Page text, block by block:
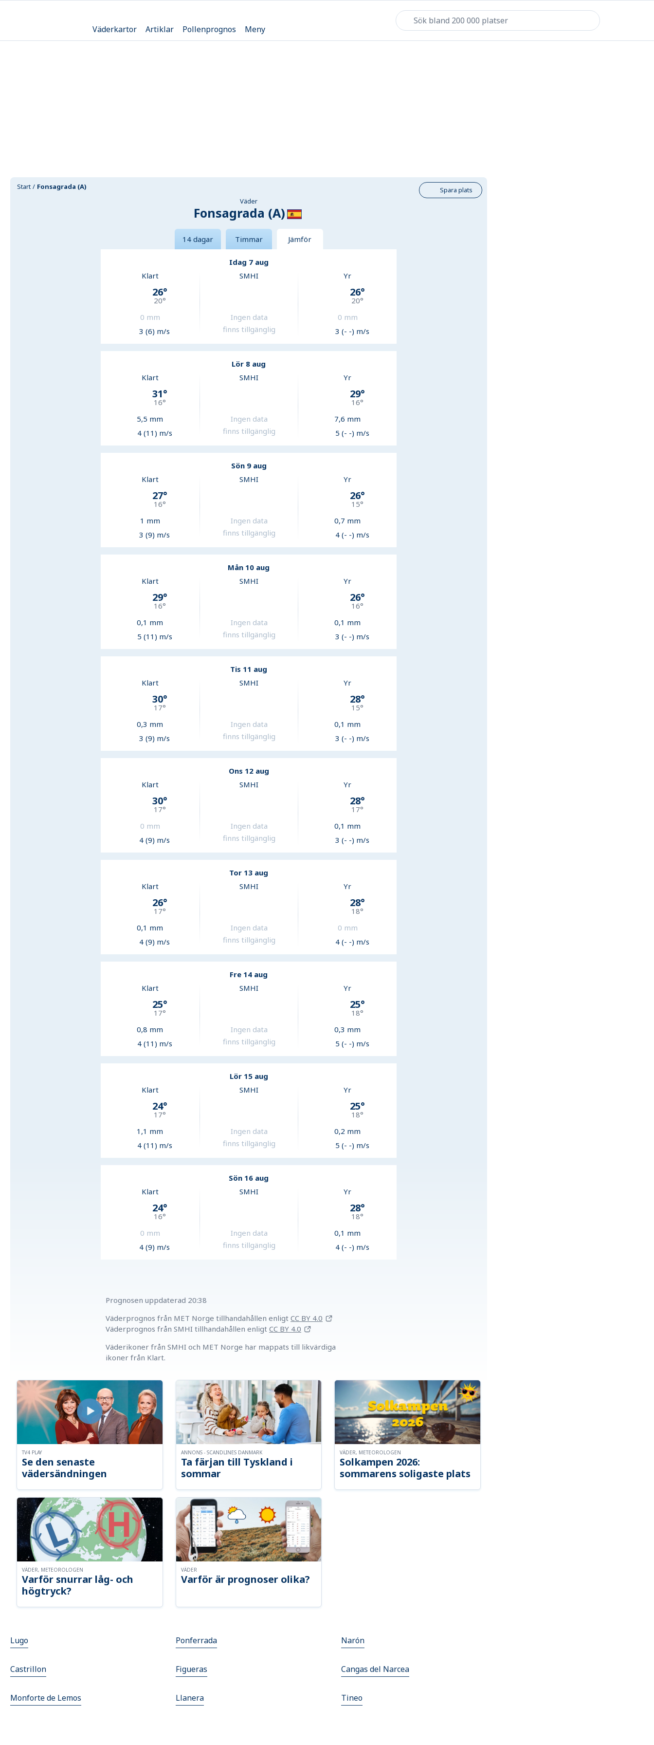
Väderkartor Artiklar Pollenprognos Meny
Start Fonsagrada (A)
Spara plats
Väder
Fonsagrada (A)
14 dagar Timmar Jämför
Idag 7 aug
Klart
26°
20°
0 mm
3 (6) m/s
SMHI
Ingen data
finns tillgänglig
Yr
26°
20°
0 mm
3 (- -) m/s
Lör 8 aug
Klart
31°
16°
5,5 mm
4 (11) m/s
SMHI
Ingen data
finns tillgänglig
Yr
29°
16°
7,6 mm
5 (- -) m/s
Sön 9 aug
Klart
27°
16°
1 mm
3 (9) m/s
SMHI
Ingen data
finns tillgänglig
Yr
26°
15°
0,7 mm
4 (- -) m/s
Mån 10 aug
Klart
29°
16°
0,1 mm
5 (11) m/s
SMHI
Ingen data
finns tillgänglig
Yr
26°
16°
0,1 mm
3 (- -) m/s
Tis 11 aug
Klart
30°
17°
0,3 mm
3 (9) m/s
SMHI
Ingen data
finns tillgänglig
Yr
28°
15°
0,1 mm
3 (- -) m/s
Ons 12 aug
Klart
30°
17°
0 mm
4 (9) m/s
SMHI
Ingen data
finns tillgänglig
Yr
28°
17°
0,1 mm
3 (- -) m/s
Tor 13 aug
Klart
26°
17°
0,1 mm
4 (9) m/s
SMHI
Ingen data
finns tillgänglig
Yr
28°
18°
0 mm
4 (- -) m/s
Fre 14 aug
Klart
25°
17°
0,8 mm
4 (11) m/s
SMHI
Ingen data
finns tillgänglig
Yr
25°
18°
0,3 mm
5 (- -) m/s
Lör 15 aug
Klart
24°
17°
1,1 mm
4 (11) m/s
SMHI
Ingen data
finns tillgänglig
Yr
25°
18°
0,2 mm
5 (- -) m/s
Sön 16 aug
Klart
24°
16°
0 mm
4 (9) m/s
SMHI
Ingen data
finns tillgänglig
Yr
28°
18°
0,1 mm
4 (- -) m/s
Prognosen uppdaterad 20:38
Väderprognos från MET Norge tillhandahållen enligt CC BY 4.0
Väderprognos från SMHI tillhandahållen enligt CC BY 4.0
Väderikoner från SMHI och MET Norge har mappats till likvärdiga
ikoner från Klart.
Se den senaste
vädersändningen
TV4 PLAY
Ta färjan till Tyskland i
sommar
ANNONS - SCANDLINES DANMARK
Solkampen 2026:
sommarens soligaste plats
VÄDER, METEOROLOGEN
Varför snurrar låg- och
högtryck?
VÄDER, METEOROLOGEN
Varför är prognoser olika?
VÄDER
Lugo Ponferrada Narón
Castrillon Figueras Cangas del Narcea
Monforte de Lemos Llanera Tineo